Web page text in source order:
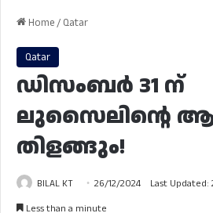
Home/ Qatar
Qatar
ഡിസംബർ 31 ന്
ലുസൈലിന്റെ
തിളങ്ങും!
BILAL KT 26/12/2024 Last Updated:
Less than a minute